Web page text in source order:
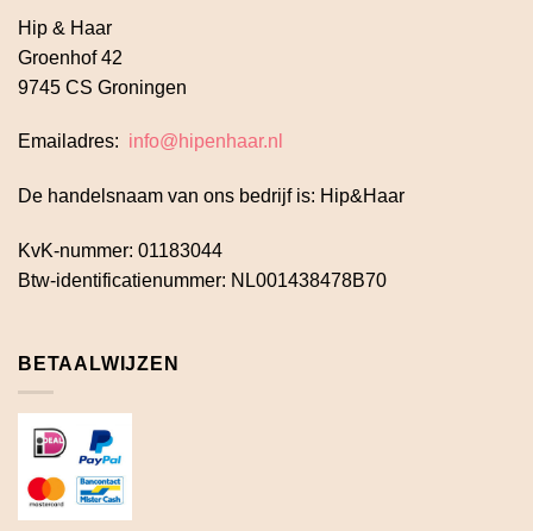
Hip & Haar
Groenhof 42
9745 CS Groningen
Emailadres: info@hipenhaar.nl
De handelsnaam van ons bedrijf is: Hip&Haar
KvK-nummer: 01183044
Btw-identificatienummer: NL001438478B70
BETAALWIJZEN